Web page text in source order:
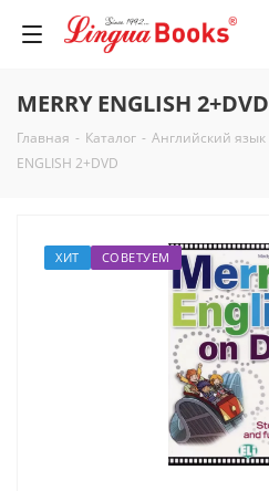
MERRY ENGLISH 2+DVD
Главная - Каталог - Английский язык
ENGLISH 2+DVD
ХИТ СОВЕТУЕМ